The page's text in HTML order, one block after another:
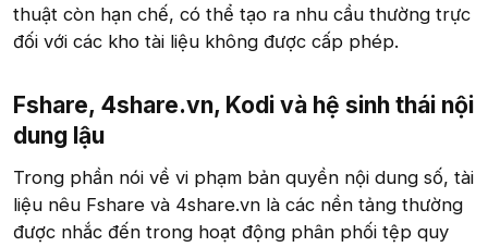
thuật còn hạn chế, có thể tạo ra nhu cầu thường trực
đối với các kho tài liệu không được cấp phép.
Fshare, 4share.vn, Kodi và hệ sinh thái nội
dung lậu​
Trong phần nói về vi phạm bản quyền nội dung số, tài
liệu nêu Fshare và 4share.vn là các nền tảng thường
được nhắc đến trong hoạt động phân phối tệp quy